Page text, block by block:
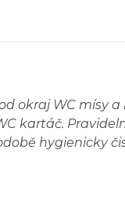
okraj WC mísy
kartáč.
hygienicky